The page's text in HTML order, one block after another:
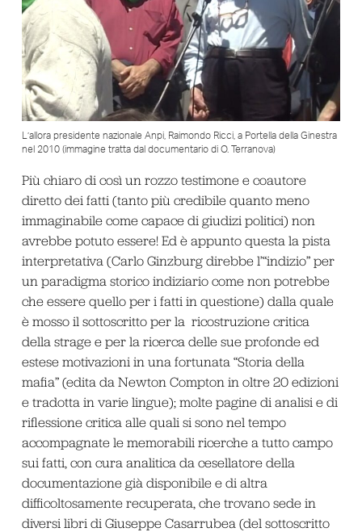
L’allora presidente nazionale Anpi, Raimondo Ricci, a Portella della Ginestra
nel 2010 (immagine tratta dal documentario di O. Terranova)
Più chiaro di così un rozzo testimone e coautore
diretto dei fatti (tanto più credibile quanto meno
immaginabile come capace di giudizi politici) non
avrebbe potuto essere! Ed è appunto questa la pista
interpretativa (Carlo Ginzburg direbbe l’“indizio” per
un paradigma storico indiziario come non potrebbe
che essere quello per i fatti in questione) dalla quale
è mosso il sottoscritto per la ricostruzione critica
della strage e per la ricerca delle sue profonde ed
estese motivazioni in una fortunata “Storia della
mafia” (edita da Newton Compton in oltre 20 edizioni
e tradotta in varie lingue); molte pagine di analisi e di
riflessione critica alle quali si sono nel tempo
accompagnate le memorabili ricerche a tutto campo
sui fatti, con cura analitica da cesellatore della
documentazione già disponibile e di altra
difficoltosamente recuperata, che trovano sede in
diversi libri di Giuseppe Casarrubea (del sottoscritto